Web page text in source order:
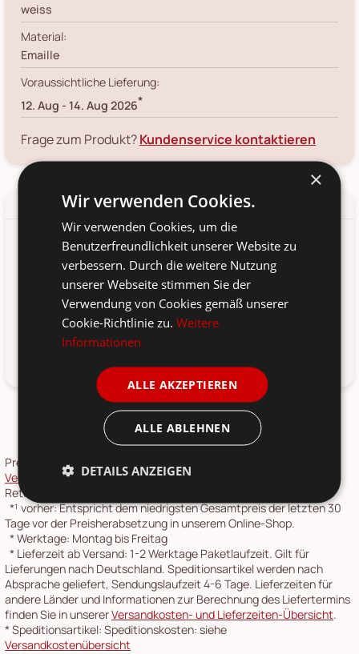
weiss
Material:
Emaille
Voraussichtliche Lieferung:
12. Aug - 14. Aug 2026*
Frage zum Produkt?Kundenservice kontaktieren
Produkt-/Sicherheitshinweise
Diese wunderbare Seifenschale von Ib Laursen aus der Serie
ALTUM ist ein wahrer Hingucker in deinem Badezimmer. Durch
das integrierte Loch kannst du die Schale an der Wand
anbringen, damit deine festen Seifen einen sichtbaren Platz
haben. Zum Augenschmaus wird diese Seifenschale
besonders durch die geprägten Verzierungen, die für eine
Preise inkl. 19 % MwSt.,
Versandkostenübersicht . DieRücksendung
Retourenportal möglich.
*¹ vorher: Entspricht dem niedrigsten Gesamtpreis der letzten 30
Tage vor der Preisherabsetzung in unserem Online-Shop.
*Werktage: Montag bis Freitag
* Lieferzeit ab Versand: 1-2 Werktage Paketlaufzeit. Gilt für
Lieferungen nach Deutschland. Speditionsartikel werden nach
Absprache geliefert, Sendungslaufzeit 4-6 Tage. Lieferzeiten für
andere Länder und Informationen zur Berechnung des Liefertermins
finden Sie in unsererVersandkosten- und Lieferzeiten-Übersicht.
*Speditionsartikel: Speditionskosten: siehe
Versandkostenübersicht
×
Wir verwenden Cookies.
Wir verwenden Cookies, um die
Benutzerfreundlichkeit unserer Website zu
verbessern. Durch die weitere Nutzung
unserer Webseite stimmen Sie der
Verwendung von Cookies gemäß unserer
Cookie-Richtlinie zu.Weitere
Informationen
ALLE AKZEPTIEREN
ALLE ABLEHNEN
DETAILS ANZEIGEN